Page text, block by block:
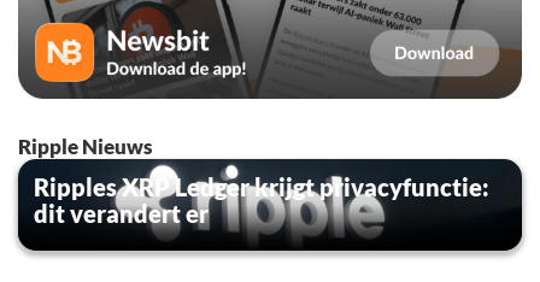
Ripple Nieuws
Ripples XRP Ledger krijgt privacyfunctie:
dit verandert er